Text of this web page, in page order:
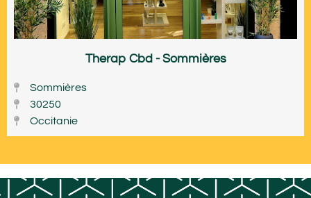
Therap Cbd - Sommières
Sommières
30250
Occitanie